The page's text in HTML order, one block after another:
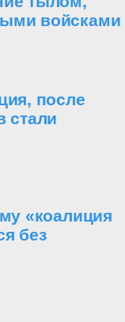
войсками
после
стали
«коалиция
без